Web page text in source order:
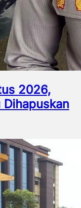
2026,
Dihapuskan